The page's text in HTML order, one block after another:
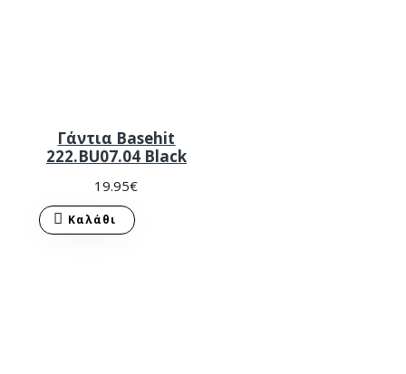
Γάντια Basehit
222.BU07.04 Black
19.95€
Καλάθι